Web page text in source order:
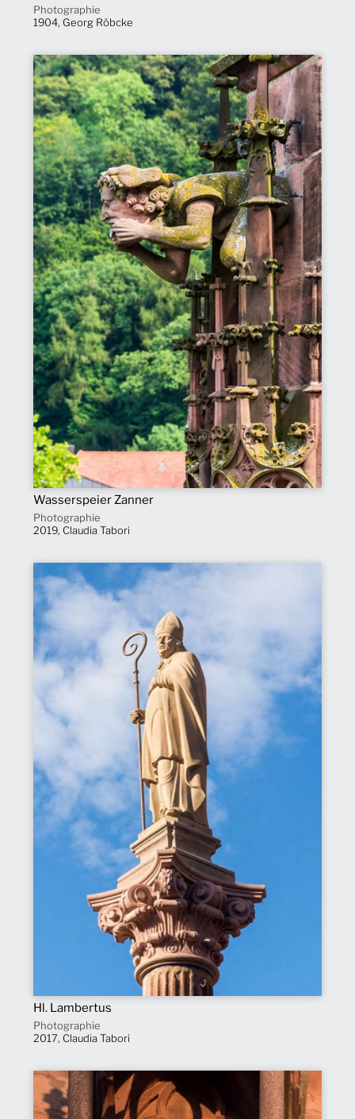
Photographie
1904, Georg Röbcke
Wasserspeier Zanner
Photographie
2019, Claudia Tabori
Hl. Lambertus
Photographie
2017, Claudia Tabori